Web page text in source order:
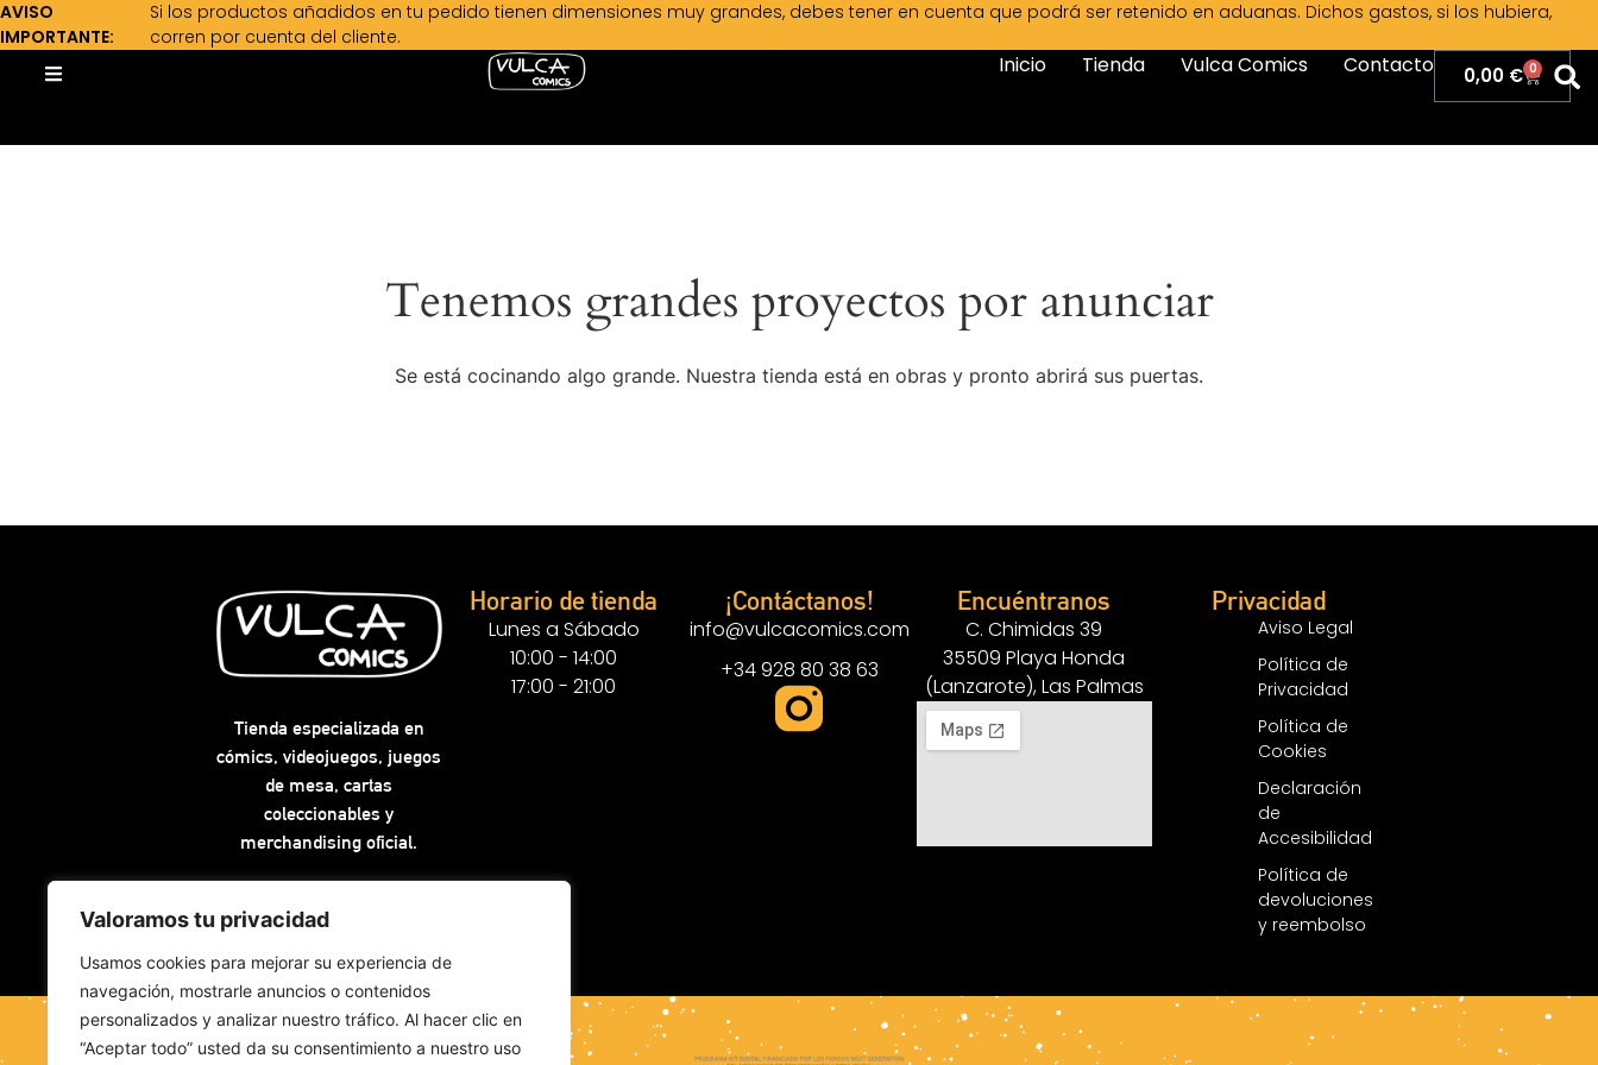
Valoramos tu privacidad
Usamos cookies para mejorar su experiencia de
navegación, mostrarle anuncios o contenidos
personalizados y analizar nuestro tráfico. Al hacer clic en
“Aceptar todo” usted da su consentimiento a nuestro uso
AVISO
IMPORTANTE:
Si los productos añadidos en tu pedido tienen dimensiones muy grandes, debes tener en cuenta que podrá ser retenido en aduanas. Dichos gastos, si los hubiera,
corren por cuenta del cliente.
Inicio Tienda Vulca Comics Contacto 0,00 € 0
Tenemos grandes proyectos por anunciar
Se está cocinando algo grande. Nuestra tienda está en obras y pronto abrirá sus puertas.
Tienda especializada en
cómics, videojuegos, juegos
de mesa, cartas
coleccionables y
merchandising oficial.
Horario de tienda
Lunes a Sábado
10:00 - 14:00
17:00 - 21:00
¡Contáctanos!
info@vulcacomics.com
+34 928 80 38 63
Encuéntranos
C. Chimidas 39
35509 Playa Honda
(Lanzarote), Las Palmas
Privacidad
Aviso Legal
Política de
Privacidad
Política de
Cookies
Declaración
de
Accesibilidad
Política de
devoluciones
y reembolso